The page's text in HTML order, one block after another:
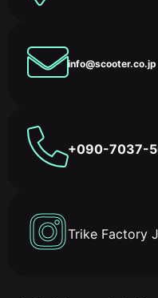
info@scooter.co.jp
+090-7037-
Trike Factory